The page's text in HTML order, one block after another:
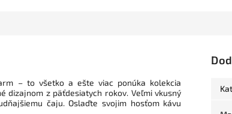
– to všetko a ešte viac ponúka kolekcia
dizajnom z päťdesiatych rokov. Veľmi vkusný
čaju. Oslaďte svojim hosťom kávu